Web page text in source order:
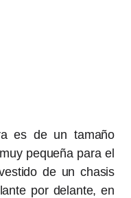
es de un tamaño
pequeña para el
de un chasis
por delante, en